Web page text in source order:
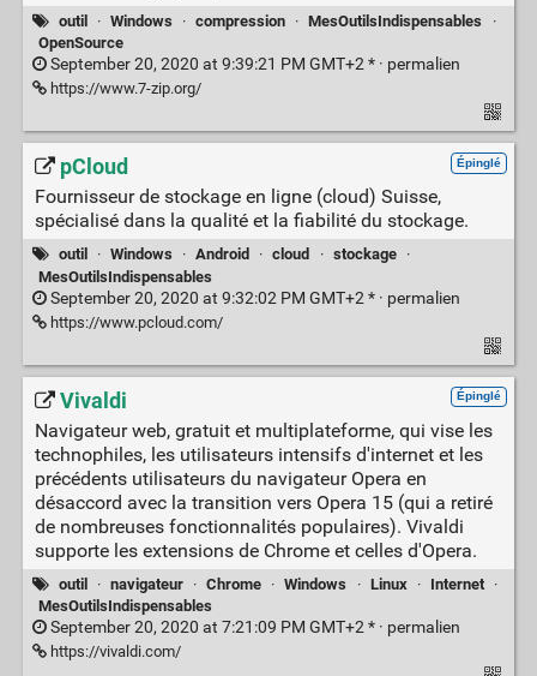
outil · Windows · compression · MesOutilsIndispensables
·
OpenSource
September 20, 2020 at 9:39:21 PM GMT+2 * · permalien
https://www.7-zip.org/
Épinglé
pCloud
Fournisseur de stockage en ligne (cloud) Suisse,
spécialisé dans la qualité et la fiabilité du stockage.
outil · Windows · Android · cloud · stockage
·
MesOutilsIndispensables
September 20, 2020 at 9:32:02 PM GMT+2 * · permalien
https://www.pcloud.com/
Épinglé
Vivaldi
Navigateur web, gratuit et multiplateforme, qui vise les
technophiles, les utilisateurs intensifs d'internet et les
précédents utilisateurs du navigateur Opera en
désaccord avec la transition vers Opera 15 (qui a retiré
de nombreuses fonctionnalités populaires). Vivaldi
supporte les extensions de Chrome et celles d'Opera.
outil · navigateur · Chrome · Windows · Linux · Internet
·
MesOutilsIndispensables
September 20, 2020 at 7:21:09 PM GMT+2 * · permalien
https://vivaldi.com/